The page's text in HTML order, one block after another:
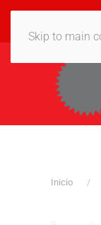
Skip to main
Inicio